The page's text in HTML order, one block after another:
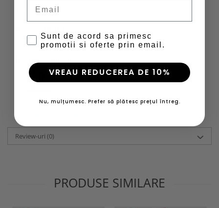
Logo Helly Hansen® pe piept.
Greutate - nivel 4/6 (usor)
Urban & Lifestyle
Review-uri (0)
PRODUSE SIMILARE
Sunt de acord sa primesc
promotii si oferte prin email.
VREAU REDUCEREA DE 10%
Nu, mulțumesc. Prefer să plătesc prețul întreg.